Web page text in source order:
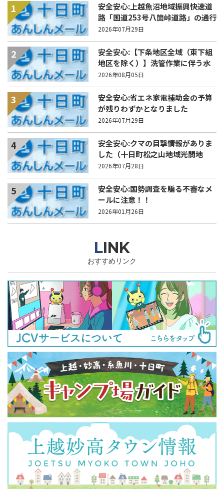
1
安全安心:上越魚沼地域振興快速道
路「国道253号八箇峠道路」の通行
規制について
2026年07月29日
2
安全安心:【下条地区全域（東下組
地区を除く）】洗管作業に伴う水
道の濁りの発生について
2026年08月05日
3
安全安心:省エネ家電補助金の予算
が残りわずかとなりました
2026年07月29日
4
安全安心:クマの目撃情報がありま
した（十日町松之山地域光間地
内）
2026年07月28日
5
安全安心:国勢調査を騙る不審なメ
ールに注意！！
2026年01月26日
LINK
おすすめリンク